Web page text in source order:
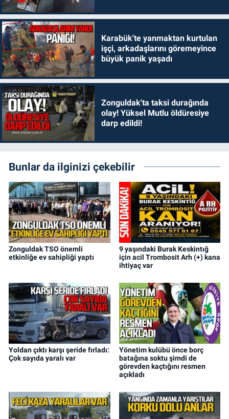
Karabük'te yanmaktan kurtulan
işçi, arkadaşlarını göremeyince
büyük panik yaşadı
Zonguldak'ta taksi durağında
olay! Yüksel Mutlu öldüresiye
darp edildi!
Bunlar da ilginizi çekebilir
Zonguldak TSO önemli
etkinliğe ev sahipliği yaptı
9 yaşındaki Burak Keskintığ
için acil Trombosit Arh (+) kana
ihtiyaç var
Yoldan çıktı karşı şeride fırladı:
Çok sayıda yaralı var
Yönetim kulübü önce borç
batağına soktu şimdi de
görevden kaçtığını resmen
açıkladı